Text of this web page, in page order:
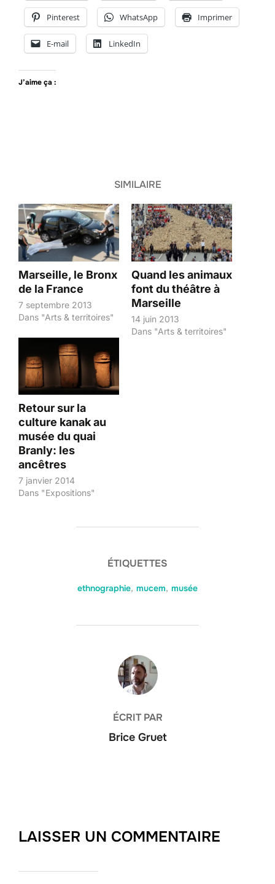
Pinterest WhatsApp Imprimer
E-mail LinkedIn
J’aime ça :
SIMILAIRE
Marseille, le Bronx
de la France
7 septembre 2013
Dans "Arts & territoires"
Quand les animaux
font du théâtre à
Marseille
14 juin 2013
Dans "Arts & territoires"
Retour sur la
culture kanak au
musée du quai
Branly: les
ancêtres
7 janvier 2014
Dans "Expositions"
ÉTIQUETTES
ethnographie, mucem, musée
AUTEUR DE LA PUBLICATION
ÉCRIT PAR
Brice Gruet
LAISSER UN COMMENTAIRE